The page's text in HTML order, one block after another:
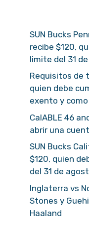
SUN Bucks
recibe $120,
limite del 31
Requisitos de
quien debe
exento y
CalABLE 46
abrir una
SUN Bucks
$120, quien
del 31 de
Inglaterra vs
Stones y
Haaland